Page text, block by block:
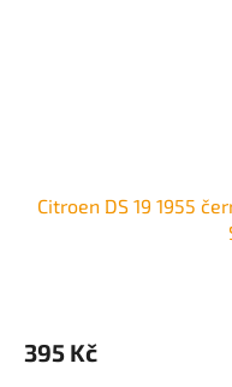
Citroen DS 19 1955
395 Kč